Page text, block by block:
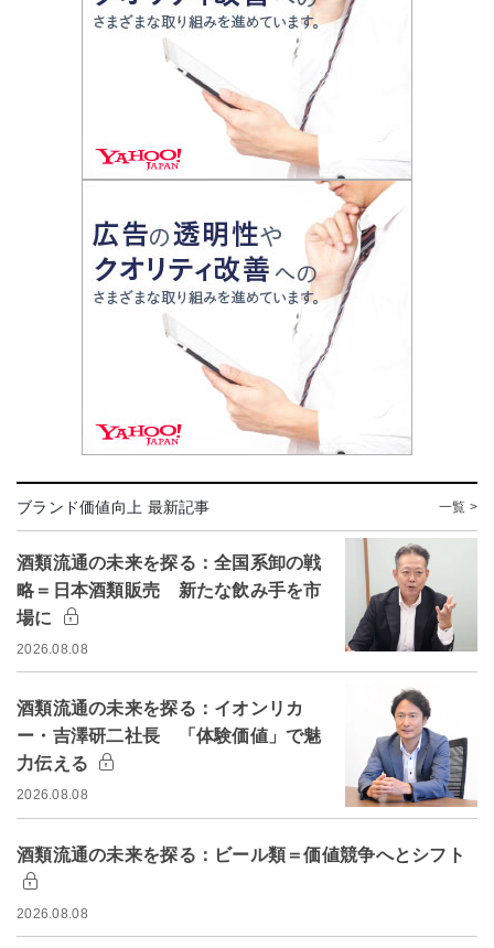
ブランド価値向上 最新記事 一覧 >
酒類流通の未来を探る：全国系卸の戦
略＝日本酒類販売 新たな飲み手を市
場に
2026.08.08
酒類流通の未来を探る：イオンリカ
ー・吉澤研二社長 「体験価値」で魅
力伝える
2026.08.08
酒類流通の未来を探る：ビール類＝価値競争へとシフト
2026.08.08